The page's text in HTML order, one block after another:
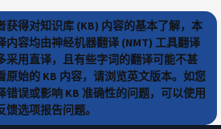
获得对知识库 (KB) 内容的基本了解，本
内容均由神经机器翻译 (NMT) 工具翻译
采用直译，且有些字词的翻译可能不甚
原始的 KB 内容，请浏览英文版本。如您
错误或影响 KB 准确性的问题，可以使用
选项报告问题。